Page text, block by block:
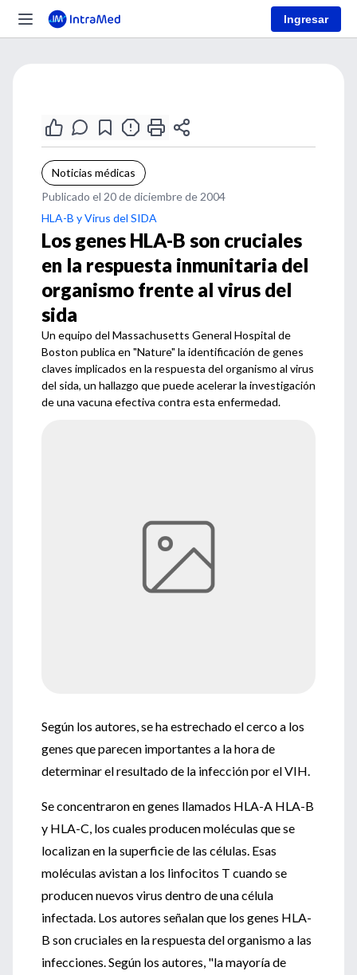
Ingresar
Noticias médicas
Publicado el 20 de diciembre de 2004
HLA-B y Virus del SIDA
Los genes HLA-B son cruciales
en la respuesta inmunitaria del
organismo frente al virus del
sida
Un equipo del Massachusetts General Hospital de
Boston publica en "Nature" la identificación de genes
claves implicados en la respuesta del organismo al virus
del sida, un hallazgo que puede acelerar la investigación
de una vacuna efectiva contra esta enfermedad.
Según los autores, se ha estrechado el cerco a los
genes que parecen importantes a la hora de
determinar el resultado de la infección por el VIH.
Se concentraron en genes llamados HLA-A HLA-B
y HLA-C, los cuales producen moléculas que se
localizan en la superficie de las células. Esas
moléculas avistan a los linfocitos T cuando se
producen nuevos virus dentro de una célula
infectada. Los autores señalan que los genes HLA-
B son cruciales en la respuesta del organismo a las
infecciones. Según los autores, "la mayoría de